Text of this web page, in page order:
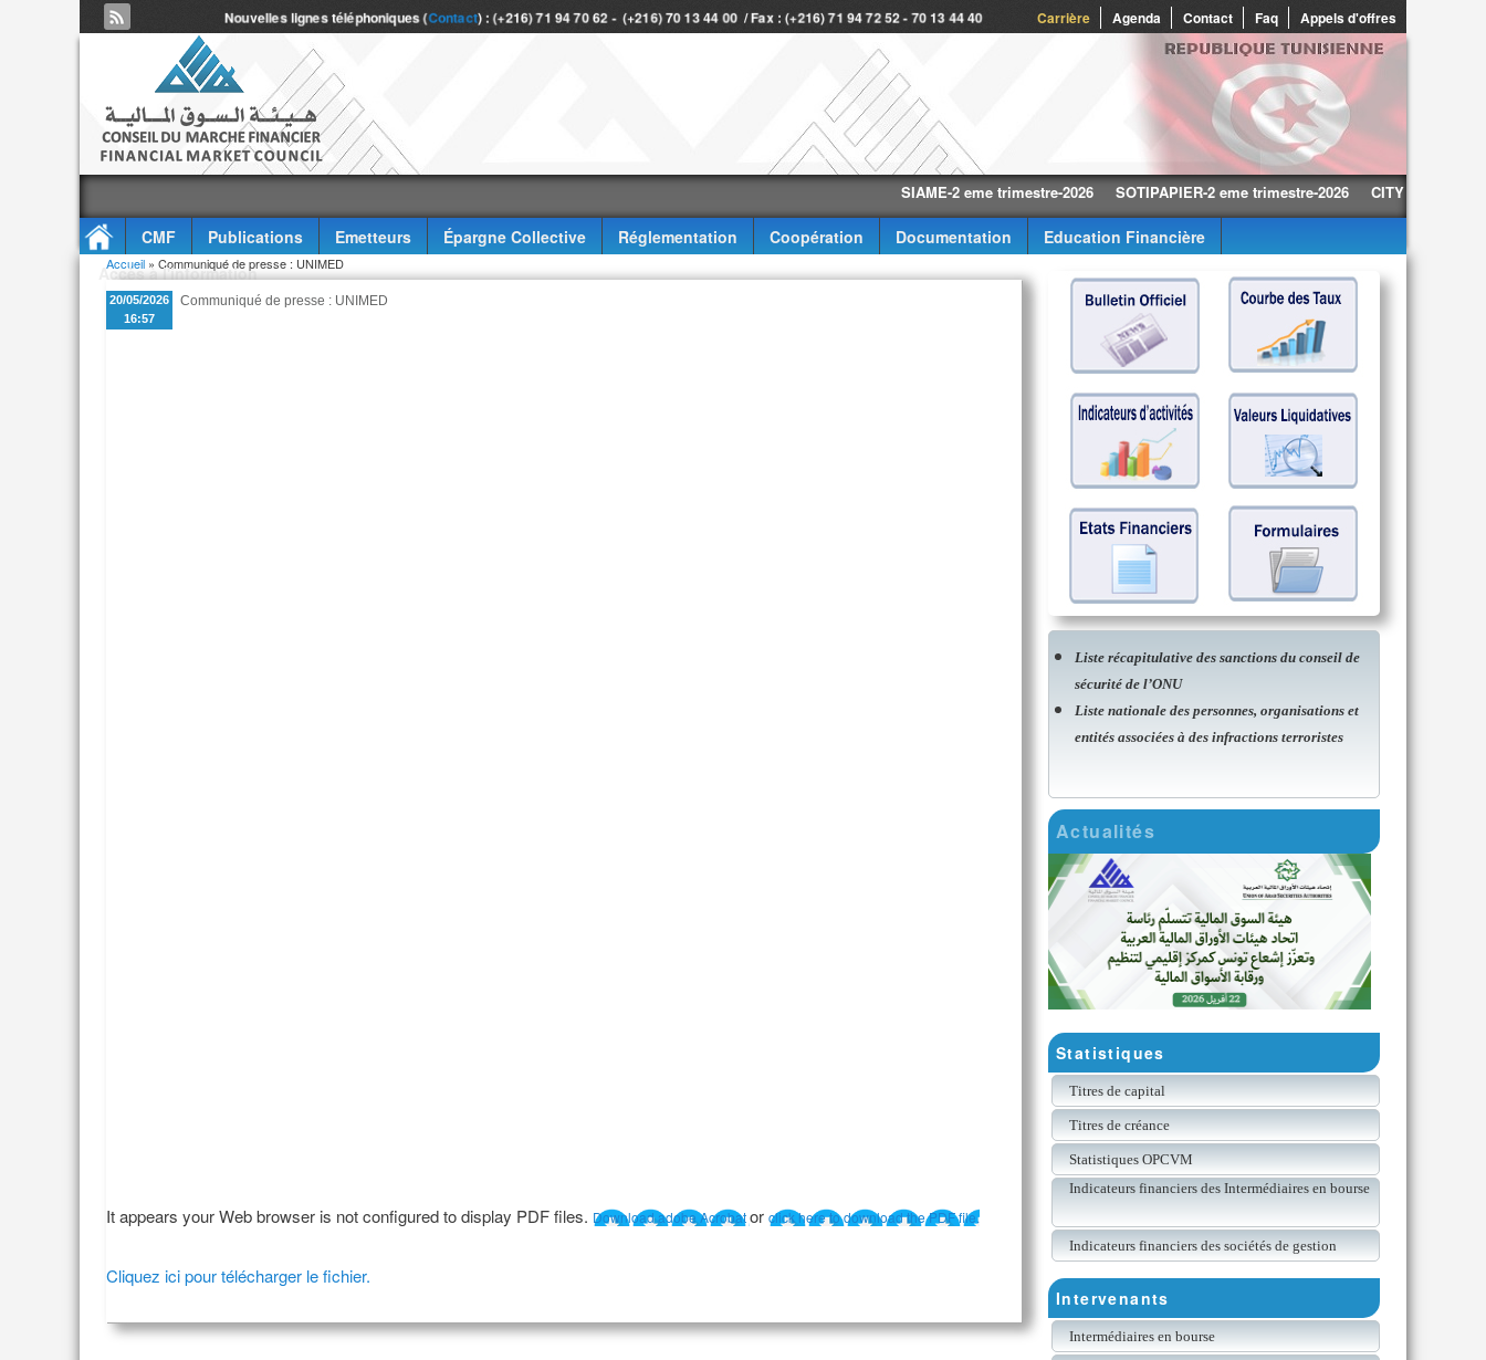
Carrière Agenda Contact Faq Appels d'offres
Nouvelles lignes téléphoniques (Contact) : (+216) 71 94 70 62 - (+216) 70 13 44 00 / Fax : (+216) 71 94 72 52 - 70 13 44 40
SIAME-2 eme trimestre-2026 SOTIPAPIER-2 eme trimestre-2026 CITY CARS-2 eme
CMF Publications Emetteurs Épargne Collective Réglementation Coopération Documentation
Education Financière
Accès à l'information
Vous êtes ici
Accueil » Communiqué de presse : UNIMED
20/05/2026
16:57
Communiqué de presse : UNIMED
It appears your Web browser is not configured to display PDF files. Download adobe Acrobator click here to download the PDF file.
Cliquez ici pour télécharger le fichier.
Liste récapitulative des sanctions du conseil de
sécurité de l’ONU
Liste nationale des personnes, organisations et
entités associées à des infractions terroristes
Actualités
Statistiques
Titres de capital
Titres de créance
Statistiques OPCVM
Indicateurs financiers des Intermédiaires en bourse
Indicateurs financiers des sociétés de gestion
Intervenants
Intermédiaires en bourse